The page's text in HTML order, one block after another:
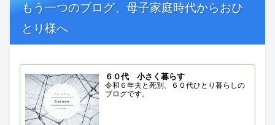
もう一つのブログ、母子家庭時代からおひ
とり様へ
６０代 小さく暮らす
令和６年夫と死別、６０代ひとり暮らしの
ブログです。